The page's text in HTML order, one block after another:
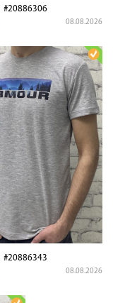
#20886306
08.08.2026
#20886343
08.08.2026